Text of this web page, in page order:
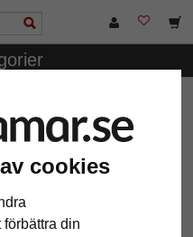
cookies
din